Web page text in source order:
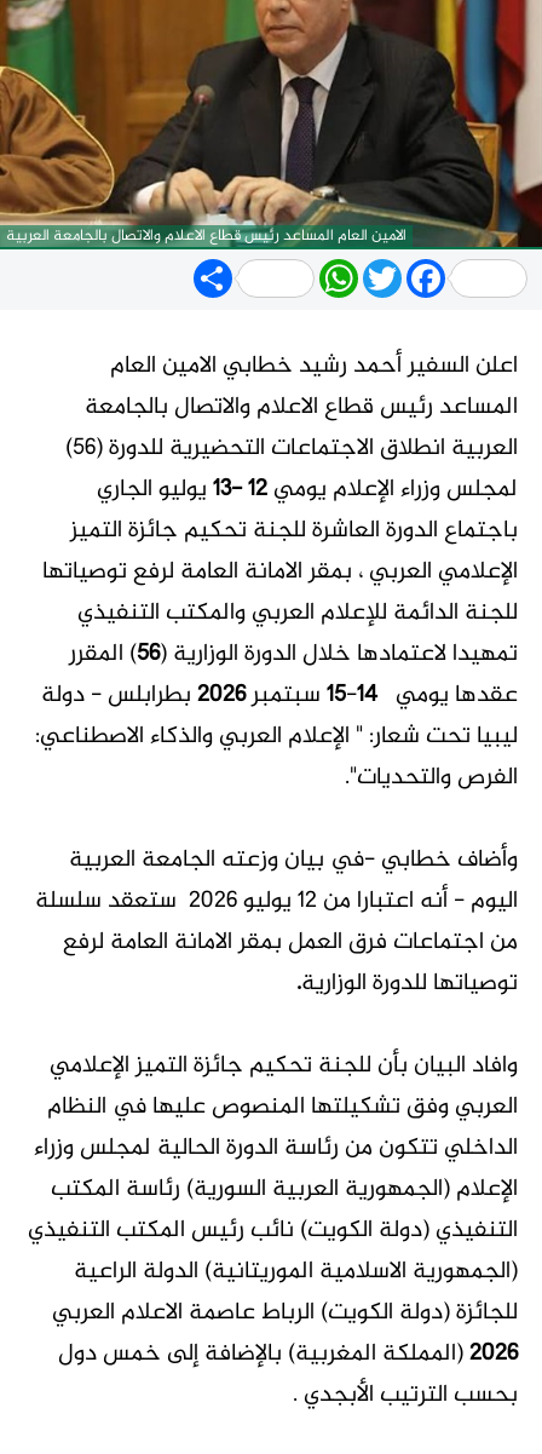
الامين العام المساعد رئيس قطاع الاعلام والاتصال بالجامعة العربية
Share WhatsApp
TwitterFacebook
اعلن السفير أحمد رشيد خطابي الامين العام
المساعد رئيس قطاع الاعلام والاتصال بالجامعة
العربية انطلاق الاجتماعات التحضيرية للدورة (56)
لمجلس وزراء الإعلام يومي12 -13
يوليو الجاري
باجتماع الدورة العاشرة للجنة تحكيم جائزة التميز
الإعلامي العربي ، بمقر الامانة العامة لرفع توصياتها
للجنة الدائمة للإعلام العربي والمكتب التنفيذي
تمهيدا لاعتمادها خلال الدورة الوزارية (56) المقرر
عقدها يومي14
-
15سبتمبر2026بطرابلس - دولة
ليبيا تحت شعار: " الإعلام العربي والذكاء الاصطناعي:
الفرص والتحديات".
وأضاف خطابي -في بيان وزعته الجامعة العربية
اليوم - أنه اعتبارا من 12 يوليو 2026 ستعقد سلسلة
من اجتماعات فرق العمل بمقر الامانة العامة لرفع
توصياتها للدورة الوزارية.
وافاد البيان بأن للجنة تحكيم جائزة التميز الإعلامي
العربي وفق تشكيلتها المنصوص عليها في النظام
الداخلي تتكون من رئاسة الدورة الحالية لمجلس وزراء
الإعلام (الجمهورية العربية السورية) رئاسة المكتب
التنفيذي (دولة الكويت) نائب رئيس المكتب التنفيذي
(الجمهورية الاسلامية الموريتانية) الدولة الراعية
للجائزة (دولة الكويت) الرباط عاصمة الاعلام العربي
2026(المملكة المغربية) بالإضافة إلى خمس دول
بحسب الترتيب الأبجدي .